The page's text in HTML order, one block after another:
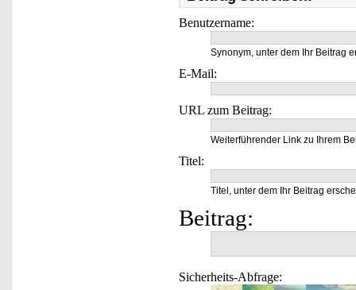
Benutzername:
Synonym, unter dem Ihr Beitrag
E-Mail:
URL zum Beitrag:
Weiterführender Link zu Ihrem
Titel:
Titel, unter dem Ihr Beitrag
Beitrag:
Sicherheits-Abfrage: